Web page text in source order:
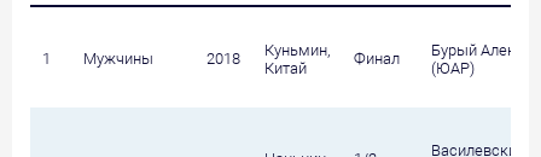
1 Мужчины 2018
Куньмин,
Китай
Финал
Бурый
(ЮАР)
Василевский